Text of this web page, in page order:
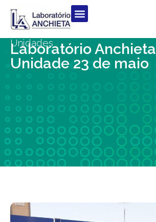
Unidades
Laboratório Anchieta
Unidade 23 de maio